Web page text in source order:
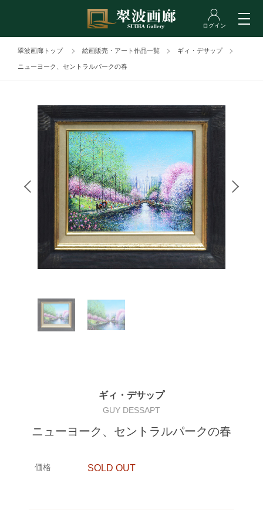
翠波画廊トップ 絵画販売・アート作品一覧 ギィ・デサップ
ニューヨーク、セントラルパークの春
ギィ・デサップ
GUY DESSAPT
ニューヨーク、セントラルパークの春
価格 SOLD OUT